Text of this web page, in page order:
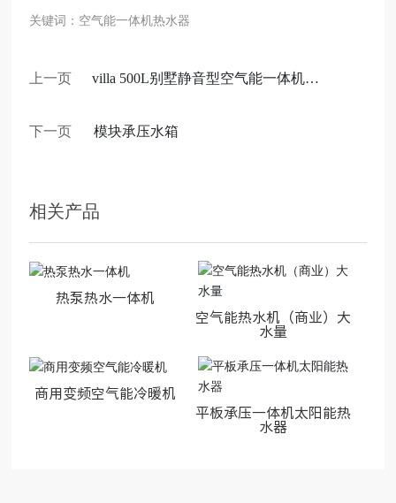
关键词：空气能一体机热水器
上一页
villa 500L别墅静音型空气能一体机热
下一页 模块承压水箱
相关产品
热泵热水一体机
空气能热水机（商业）大
水量
商用变频空气能冷暖机
平板承压一体机太阳能热
水器